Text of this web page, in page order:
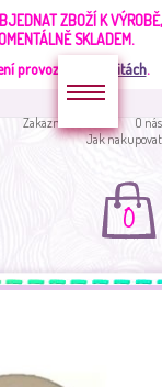
ZBOŽÍ K VÝROBĚ,
SKLADEM.
provozu v aktualitách.
Zakaznická sekce
O nás
Jak nakupovat
0